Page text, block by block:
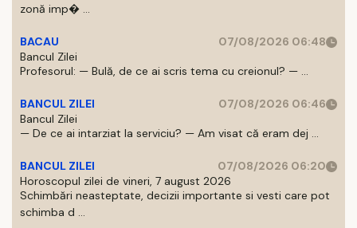
zonă imp� ...
BACAU
07/08/2026 06:48
Bancul Zilei
Profesorul: — Bulă, de ce ai scris tema cu creionul? — ...
BANCUL ZILEI
07/08/2026 06:46
Bancul Zilei
— De ce ai intarziat la serviciu? — Am visat că eram dej ...
BANCUL ZILEI
07/08/2026 06:20
Horoscopul zilei de vineri, 7 august 2026
Schimbări neasteptate, decizii importante si vesti care pot
schimba d ...